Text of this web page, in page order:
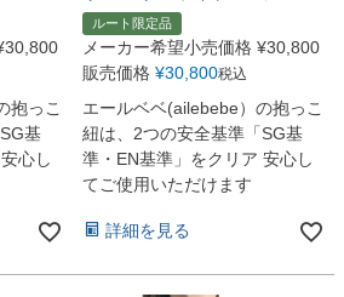
30,800
抱っこ
基
心し
ルート限定品
メーカー希望小売価格 ¥30,800
販売価格 ¥30,800税込
エールベベ(ailebebe）の抱っこ
紐は、2つの安全基準「SG基
準・EN基準」をクリア 安心し
てご使用いただけます
詳細を見る